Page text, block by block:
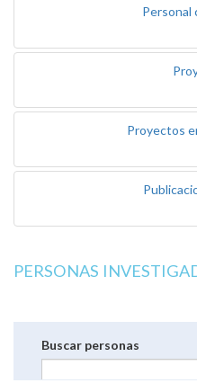
Personal
Proyectos
PERSONAS
Buscar personas